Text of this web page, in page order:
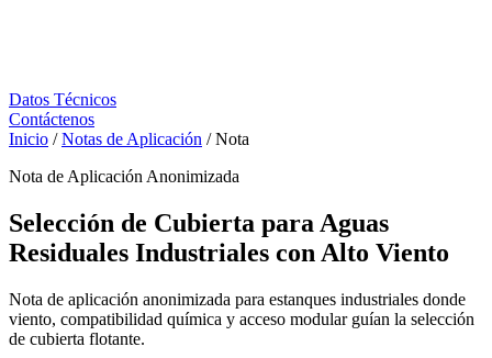
Datos Técnicos
Contáctenos
Inicio / Notas de Aplicación / Nota
Nota de Aplicación Anonimizada
Selección de Cubierta para Aguas
Residuales Industriales con Alto Viento
Nota de aplicación anonimizada para estanques industriales donde
viento, compatibilidad química y acceso modular guían la selección
de cubierta flotante.